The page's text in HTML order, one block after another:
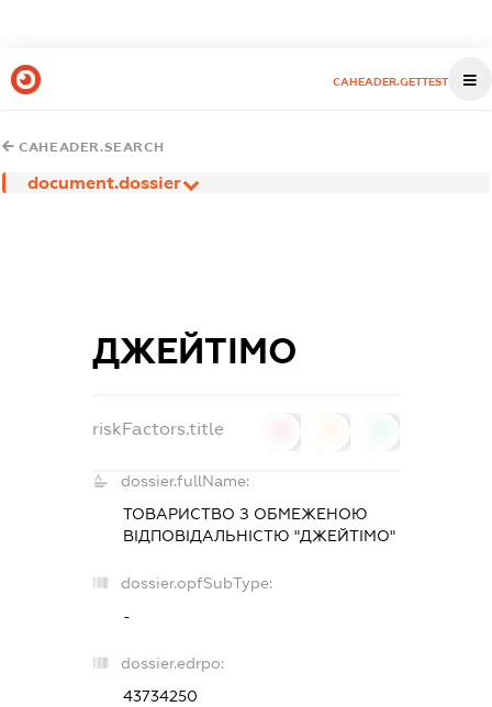
CAHEADER.GETTEST
CAHEADER.SEARCH
document.dossier
ДЖЕЙТІМО
riskFactors.title
dossier.fullName:
ТОВАРИСТВО З ОБМЕЖЕНОЮ
ВІДПОВІДАЛЬНІСТЮ "ДЖЕЙТІМО"
dossier.opfSubType:
-
dossier.edrpo:
43734250